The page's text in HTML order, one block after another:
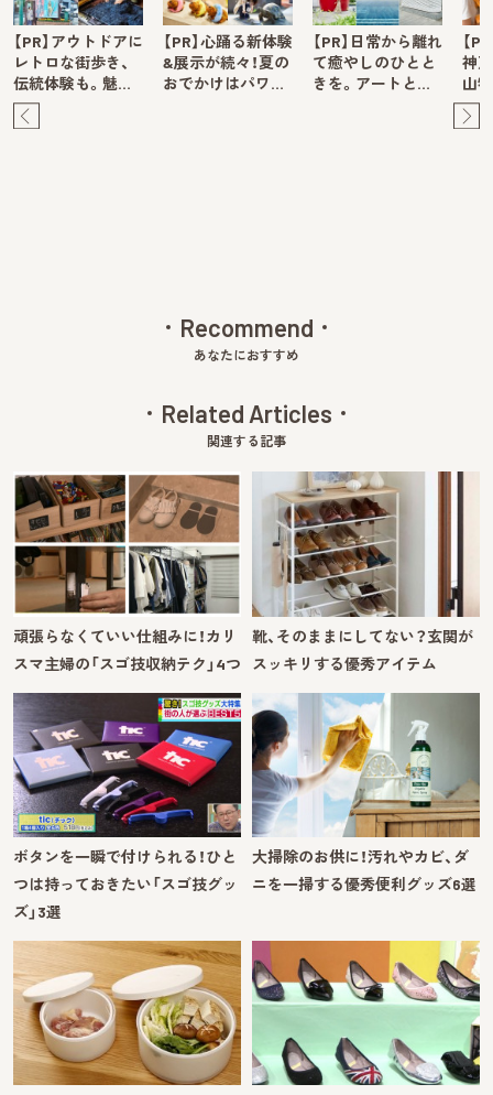
【PR】アウトドアに
レトロな街歩き、
伝統体験も。魅…
【PR】心踊る新体験
&展示が続々！夏の
おでかけはパワ…
【PR】日常から離れ
て癒やしのひとと
きを。アートと…
【
神
山
Recommend
あなたにおすすめ
Related Articles
関連する記事
頑張らなくていい仕組みに！カリ
スマ主婦の「スゴ技収納テク」4つ
靴、そのままにしてない？玄関が
スッキリする優秀アイテム
ボタンを一瞬で付けられる！ひと
つは持っておきたい「スゴ技グッ
ズ」3選
大掃除のお供に！汚れやカビ、ダ
ニを一掃する優秀便利グッズ6選